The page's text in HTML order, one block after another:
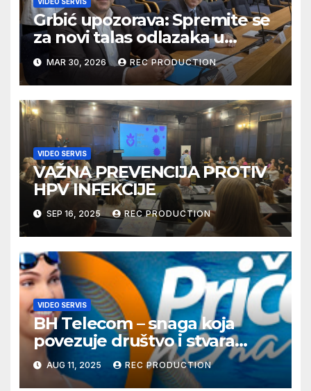
Grbić upozorava: Spremite se
za novi talas odlazaka u
Njemačku
MAR 30, 2026 REC PRODUCTION
VIDEO SERVIS
VAŽNA PREVENCIJA PROTIV
HPV INFEKCIJE
SEP 16, 2025 REC PRODUCTION
VIDEO SERVIS
BH Telecom – snaga koja
povezuje društvo i stvara
dobre priče
AUG 11, 2025 REC PRODUCTION